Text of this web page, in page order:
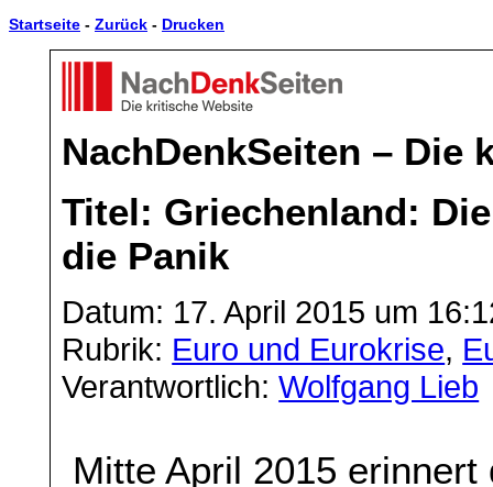
Startseite - Zurück - Drucken
NachDenkSeiten – Die
Titel: Griechenland:
die Panik
Datum: 17. April 2015 um
Rubrik: Euro und Eurokrise,
Verantwortlich:Wolfgang Lieb
Mitte April 2015